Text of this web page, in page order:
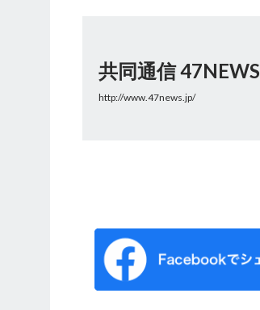
共同通信 47NEWS
http://www.47news.jp/